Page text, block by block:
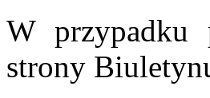
W przypadku
strony